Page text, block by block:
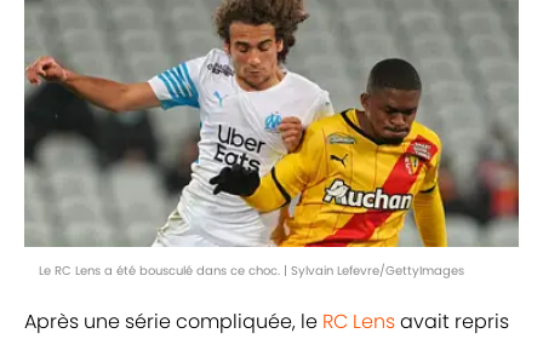
Le RC Lens a été bousculé dans ce choc. | Sylvain Lefevre/GettyImages
Après une série compliquée, le RC Lensavait repris